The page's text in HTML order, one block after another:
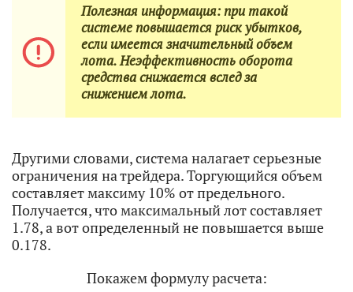
Полезная информация: при такой
системе повышается риск убытков,
если имеется значительный объем
лота. Неэффективность оборота
средства снижается вслед за
снижением лота.
Другими словами, система налагает серьезные
ограничения на трейдера. Торгующийся объем
составляет максиму 10% от предельного.
Получается, что максимальный лот составляет
1.78, а вот определенный не повышается выше
0.178.
Покажем формулу расчета: